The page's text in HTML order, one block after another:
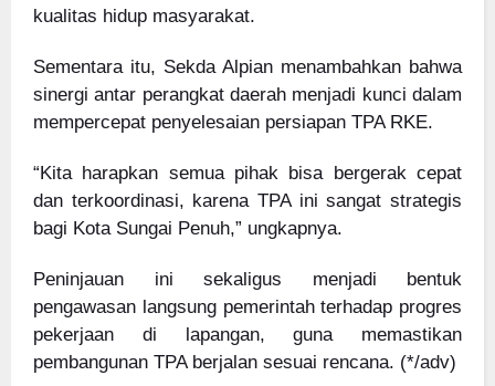
kualitas hidup masyarakat.
Sementara itu, Sekda Alpian menambahkan bahwa
sinergi antar perangkat daerah menjadi kunci dalam
mempercepat penyelesaian persiapan TPA RKE.
“Kita harapkan semua pihak bisa bergerak cepat
dan terkoordinasi, karena TPA ini sangat strategis
bagi Kota Sungai Penuh,” ungkapnya.
Peninjauan ini sekaligus menjadi bentuk
pengawasan langsung pemerintah terhadap progres
pekerjaan di lapangan, guna memastikan
pembangunan TPA berjalan sesuai rencana. (*/adv)